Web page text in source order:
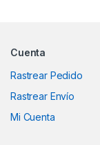
Cuenta
Rastrear Pedido
Rastrear Envío
Mi Cuenta